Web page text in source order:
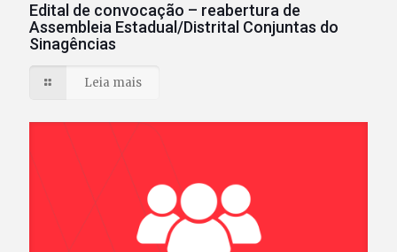
Edital de convocação – reabertura de
Assembleia Estadual/Distrital Conjuntas do
Sinagências
Leia mais